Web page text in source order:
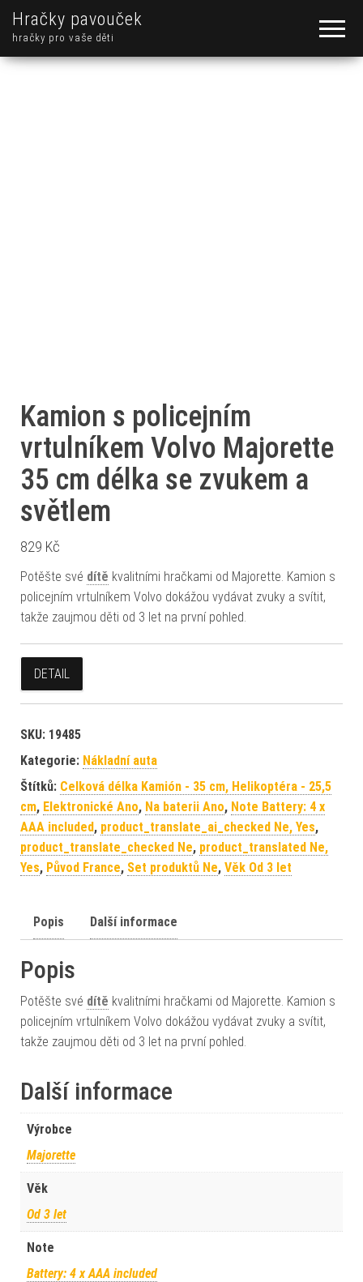
Hračky pavouček
hračky pro vaše děti
Kamion s policejním
vrtulníkem Volvo Majorette
35 cm délka se zvukem a
světlem
829 Kč
Potěšte své dítě kvalitními hračkami od Majorette. Kamion s
policejním vrtulníkem Volvo dokážou vydávat zvuky a svítit,
takže zaujmou děti od 3 let na první pohled.
DETAIL
SKU: 19485
Kategorie: Nákladní auta
Štítků: Celková délka Kamión - 35 cm, Helikoptéra - 25,5
cm, Elektronické Ano, Na baterii Ano, Note Battery: 4 x
AAA included, product_translate_ai_checked Ne, Yes,
product_translate_checked Ne, product_translated Ne,
Yes, Původ France, Set produktů Ne, Věk Od 3 let
Popis Další informace
Popis
Potěšte své dítě kvalitními hračkami od Majorette. Kamion s
policejním vrtulníkem Volvo dokážou vydávat zvuky a svítit,
takže zaujmou děti od 3 let na první pohled.
Další informace
Výrobce
Majorette
Věk
Od 3 let
Note
Battery: 4 x AAA included